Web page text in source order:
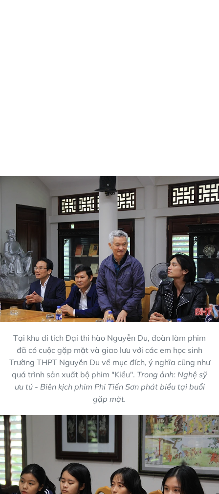
Tại khu di tích Đại thi hào Nguyễn Du, đoàn làm phim
đã có cuộc gặp mặt và giao lưu với các em học sinh
Trường THPT Nguyễn Du về mục đích, ý nghĩa cũng như
quá trình sản xuất bộ phim "Kiều". Trong ảnh: Nghệ sỹ
ưu tú - Biên kịch phim Phi Tiến Sơn phát biểu tại buổi
gặp mặt.